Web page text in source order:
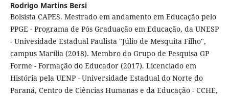
Rodrigo Martins Bersi
Bolsista CAPES. Mestrado em andamento em Educação pelo
PPGE - Programa de Pós Graduação em Educação, da UNESP
- Univesidade Estadual Paulista "Júlio de Mesquita Filho",
campus Marília (2018). Membro do Grupo de Pesquisa GP
Forme - Formação do Educador (2017). Licenciado em
História pela UENP - Universidade Estadual do Norte do
Paraná, Centro de Ciências Humanas e da Educação - CCHE,